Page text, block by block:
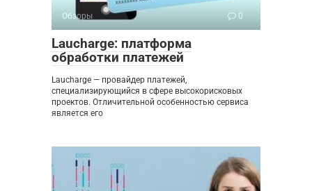
Обзоры 0
Laucharge: платформа
обработки платежей
Laucharge — провайдер платежей,
специализирующийся в сфере высокорисковых
проектов. Отличительной особенностью сервиса
является его